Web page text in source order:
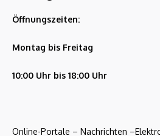
Öffnungszeiten:
Montag bis Freitag
10:00 Uhr bis 18:00 Uhr
Online-Portale – Nachrichten